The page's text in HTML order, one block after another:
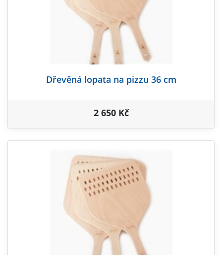
Dřevěná lopata na pizzu 36 cm
2 650 Kč